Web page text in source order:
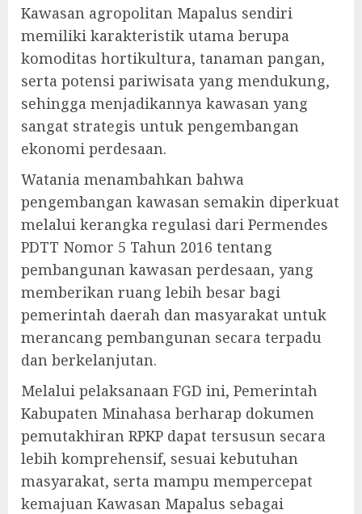
Kawasan agropolitan Mapalus sendiri
memiliki karakteristik utama berupa
komoditas hortikultura, tanaman pangan,
serta potensi pariwisata yang mendukung,
sehingga menjadikannya kawasan yang
sangat strategis untuk pengembangan
ekonomi perdesaan.
Watania menambahkan bahwa
pengembangan kawasan semakin diperkuat
melalui kerangka regulasi dari Permendes
PDTT Nomor 5 Tahun 2016 tentang
pembangunan kawasan perdesaan, yang
memberikan ruang lebih besar bagi
pemerintah daerah dan masyarakat untuk
merancang pembangunan secara terpadu
dan berkelanjutan.
Melalui pelaksanaan FGD ini, Pemerintah
Kabupaten Minahasa berharap dokumen
pemutakhiran RPKP dapat tersusun secara
lebih komprehensif, sesuai kebutuhan
masyarakat, serta mampu mempercepat
kemajuan Kawasan Mapalus sebagai